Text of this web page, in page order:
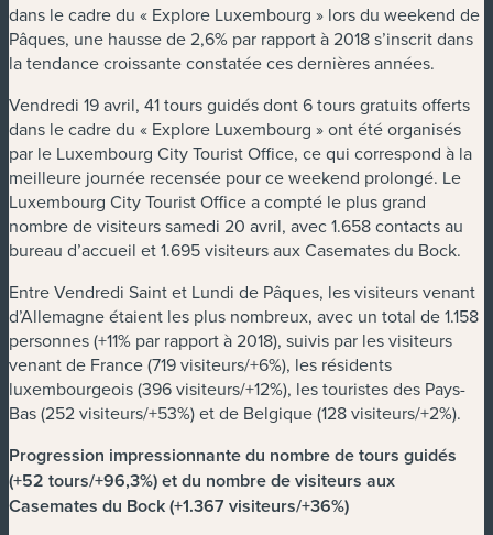
dans le cadre du « Explore Luxembourg » lors du weekend de
Pâques, une hausse de 2,6% par rapport à 2018 s’inscrit dans
la tendance croissante constatée ces dernières années.
Vendredi 19 avril, 41 tours guidés dont 6 tours gratuits offerts
dans le cadre du « Explore Luxembourg » ont été organisés
par le Luxembourg City Tourist Office, ce qui correspond à la
meilleure journée recensée pour ce weekend prolongé. Le
Luxembourg City Tourist Office a compté le plus grand
nombre de visiteurs samedi 20 avril, avec 1.658 contacts au
bureau d’accueil et 1.695 visiteurs aux Casemates du Bock.
Entre Vendredi Saint et Lundi de Pâques, les visiteurs venant
d’Allemagne étaient les plus nombreux, avec un total de 1.158
personnes (+11% par rapport à 2018), suivis par les visiteurs
venant de France (719 visiteurs/+6%), les résidents
luxembourgeois (396 visiteurs/+12%), les touristes des Pays-
Bas (252 visiteurs/+53%) et de Belgique (128 visiteurs/+2%).
Progression impressionnante du nombre de tours guidés
(+52 tours/+96,3%) et du nombre de visiteurs aux
Casemates du Bock (+1.367 visiteurs/+36%)